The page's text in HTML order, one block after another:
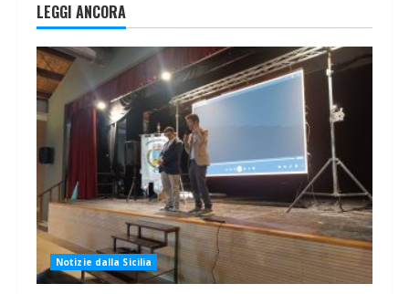
LEGGI ANCORA
Notizie dalla Sicilia